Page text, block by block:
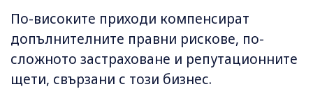
По-високите приходи компенсират
допълнителните правни рискове, по-
сложното застраховане и репутационните
щети, свързани с този бизнес.